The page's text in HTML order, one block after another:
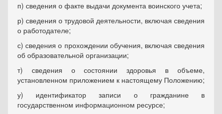
п) сведения о факте выдачи документа воинского учета;
р) сведения о трудовой деятельности, включая сведения
о работодателе;
с) сведения о прохождении обучения, включая сведения
об образовательной организации;
т) сведения о состоянии здоровья в объеме,
установленном приложением к настоящему Положению;
у) идентификатор записи о гражданине в
государственном информационном ресурсе;